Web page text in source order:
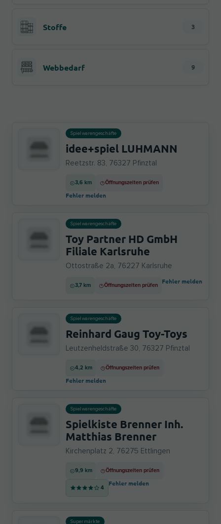
Stoffe 3
Webbedarf 9
Spielwarengeschäfte
idee+spiel LUHMANN
Reetzstr. 83, 76327 Pfinztal
3,6 km Öffnungszeiten prüfen
Fehler melden
Spielwarengeschäfte
Toy Partner HD GmbH
Filiale Karlsruhe
Ottostraße 2a, 76227 Karlsruhe
3,7 km Öffnungszeiten prüfen
Fehler melden
Spielwarengeschäfte
Reinhard Gaug Toy-Toys
Leutzenheldstraße 30, 76327 Pfinztal
4,2 km Öffnungszeiten prüfen
Fehler melden
Spielwarengeschäfte
Spielkiste Brenner Inh.
Matthias Brenner
Kirchenplatz 2, 76275 Ettlingen
9,9 km Öffnungszeiten prüfen
4
Fehler melden
Supermärkte